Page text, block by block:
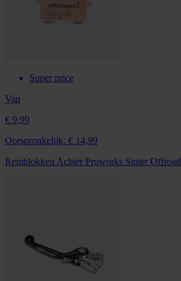
Super price
Van
€ 9,99
Oorspronkelijk: € 14,99
Remblokken Achter Proworks Sinter Offroad